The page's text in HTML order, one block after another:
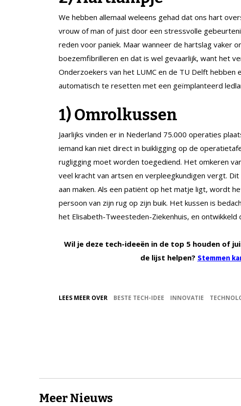
We hebben allemaal weleens gehad dat ons hart
vrouw of man of juist door een stressvolle
reden voor paniek. Maar wanneer de hartslag vaker
boezemfibrilleren en dat is wel gevaarlijk, want het
Onderzoekers van het LUMC en de TU Delft
automatisch te resetten met een geïmplanteerd
1) Omrolkussen
Jaarlijks vinden er in Nederland 75.000 operaties
iemand kan niet direct in buikligging op de
rugligging moet worden toegediend. Het omkeren
veel kracht van artsen en verpleegkundigen vergt.
aan maken. Als een patiënt op het matje ligt, wordt
persoon van zijn rug op zijn buik. Het kussen is
het Elisabeth-Tweesteden-Ziekenhuis, en
Wil je deze tech-ideeën in de top 5 houden of
de lijst helpen? Stemmen
LEES MEER OVER BESTE TECH-IDEE INNOVATIE
Meer Nieuws